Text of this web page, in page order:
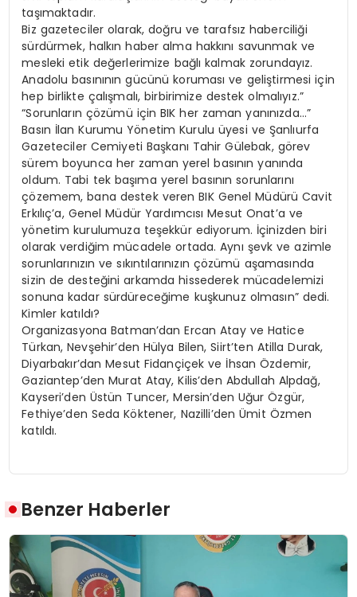
taşımaktadır.
Biz gazeteciler olarak, doğru ve tarafsız haberciliği
sürdürmek, halkın haber alma hakkını savunmak ve
mesleki etik değerlerimize bağlı kalmak zorundayız.
Anadolu basınının gücünü koruması ve geliştirmesi için
hep birlikte çalışmalı, birbirimize destek olmalıyız.”
“Sorunların çözümü için BIK her zaman yanınızda…”
Basın İlan Kurumu Yönetim Kurulu üyesi ve Şanlıurfa
Gazeteciler Cemiyeti Başkanı Tahir Gülebak, görev
sürem boyunca her zaman yerel basının yanında
oldum. Tabi tek başıma yerel basının sorunlarını
çözemem, bana destek veren BIK Genel Müdürü Cavit
Erkılıç’a, Genel Müdür Yardımcısı Mesut Onat’a ve
yönetim kurulumuza teşekkür ediyorum. İçinizden biri
olarak verdiğim mücadele ortada. Aynı şevk ve azimle
sorunlarınızın ve sıkıntılarınızın çözümü aşamasında
sizin de desteğini arkamda hissederek mücadelemizi
sonuna kadar sürdüreceğime kuşkunuz olmasın” dedi.
Kimler katıldı?
Organizasyona Batman’dan Ercan Atay ve Hatice
Türkan, Nevşehir’den Hülya Bilen, Siirt’ten Atilla Durak,
Diyarbakır’dan Mesut Fidançiçek ve İhsan Özdemir,
Gaziantep’den Murat Atay, Kilis’den Abdullah Alpdağ,
Kayseri’den Üstün Tuncer, Mersin’den Uğur Özgür,
Fethiye’den Seda Köktener, Nazilli’den Ümit Özmen
katıldı.
Benzer Haberler